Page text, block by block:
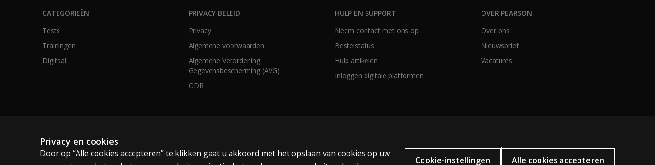
CATEGORIEËN
Tests
Trainingen
Digitaal
PRIVACY BELEID
Privacy
Algemene voorwaarden
Algemene Verordening
Gegevensbescherming (AVG)
ODR
HULP EN SUPPORT
Neem contact met ons op
Bestelstatus
Hulp artikelen
Inloggen digitale platformen
OVER PEARSON
Over ons
Nieuwsbrief
Vacatures
Privacy en cookies
Door op “Alle cookies accepteren” te klikken gaat u akkoord met het opslaan van cookies op uw
Cookie-instellingen Alle cookies accepteren